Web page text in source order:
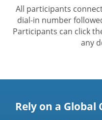
All participants
dial-in number
Participants can click
any
Rely on a